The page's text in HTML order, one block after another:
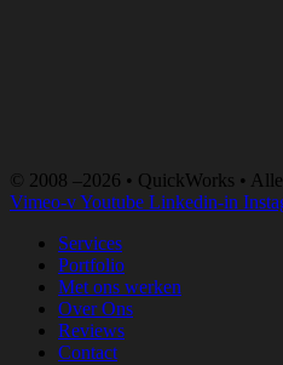
© 2008 –2026 • QuickWorks •
Vimeo-vYoutube Linkedin-in
Services
Portfolio
Met ons werken
Over Ons
Reviews
Contact